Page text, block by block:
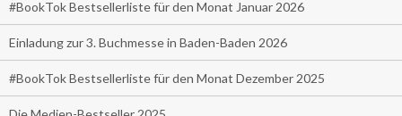
#BookTok Bestsellerliste für den Monat Januar 2026
Einladung zur 3. Buchmesse in Baden-Baden 2026
#BookTok Bestsellerliste für den Monat Dezember 2025